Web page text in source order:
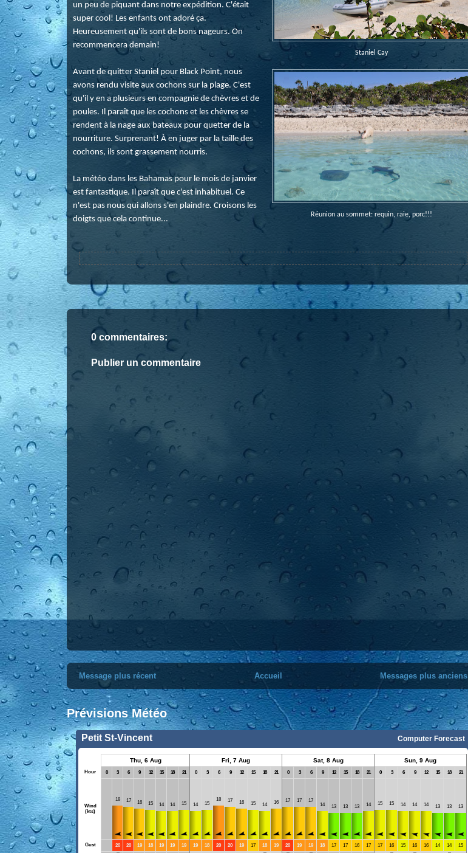
Staniel Cay
un peu de piquant dans notre expédition. C'était
super cool! Les enfants ont adoré ça.
Heureusement qu'ils sont de bons nageurs. On
recommencera demain!
Réunion au sommet: requin, raie, porc!!!
Avant de quitter Staniel pour Black Point, nous
avons rendu visite aux cochons sur la plage. C'est
qu'il y en a plusieurs en compagnie de chèvres et de
poules. Il paraît que les cochons et les chèvres se
rendent à la nage aux bateaux pour quetter de la
nourriture. Surprenant! À en juger par la taille des
cochons, ils sont grassement nourris.
La météo dans les Bahamas pour le mois de janvier
est fantastique. Il paraît que c'est inhabituel. Ce
n'est pas nous qui allons s'en plaindre. Croisons les
doigts que cela continue...
0 commentaires:
Publier un commentaire
Message plus récent Messages plus anciens
Accueil
Prévisions Météo